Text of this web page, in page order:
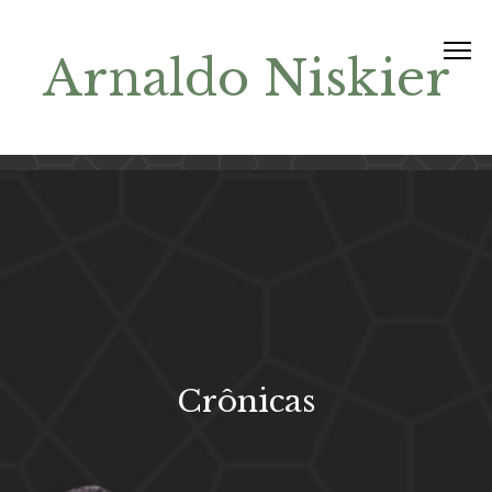
Arnaldo Niskier
Crônicas